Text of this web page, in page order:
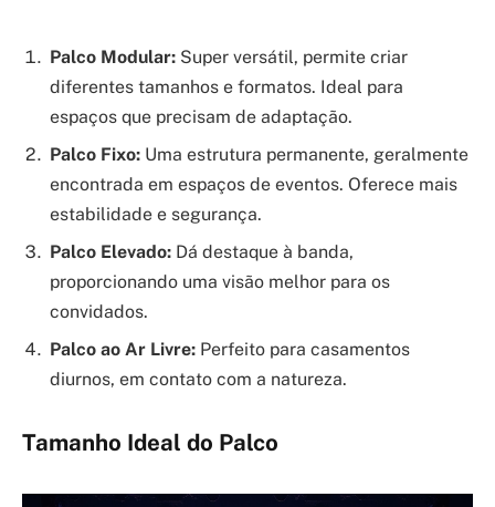
Palco Modular: Super versátil, permite criar
diferentes tamanhos e formatos. Ideal para
espaços que precisam de adaptação.
Palco Fixo: Uma estrutura permanente, geralmente
encontrada em espaços de eventos. Oferece mais
estabilidade e segurança.
Palco Elevado: Dá destaque à banda,
proporcionando uma visão melhor para os
convidados.
Palco ao Ar Livre: Perfeito para casamentos
diurnos, em contato com a natureza.
Tamanho Ideal do Palco